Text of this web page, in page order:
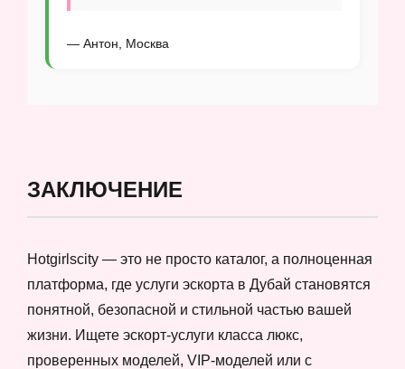
— Антон, Москва
ЗАКЛЮЧЕНИЕ
Hotgirlscity — это не просто каталог, а полноценная
платформа, где услуги эскорта в Дубай становятся
понятной, безопасной и стильной частью вашей
жизни. Ищете эскорт-услуги класса люкс,
проверенных моделей, VIP-моделей или с